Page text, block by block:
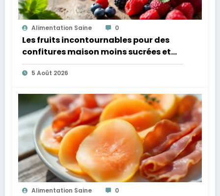
Alimentation Saine 0
Les fruits incontournables pour des
confitures maison moins sucrées et
plus légères
5 Août 2026
Alimentation Saine 0